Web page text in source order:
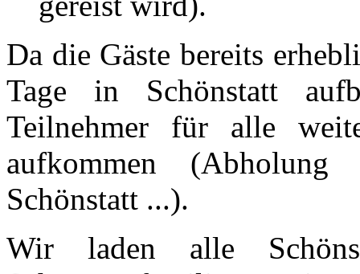
Da die Gäste bereits
Tage in Schönstatt
Teilnehmer für alle
aufkommen
Schönstatt ...).
Wir laden alle